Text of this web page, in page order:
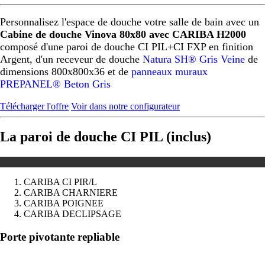
Personnalisez l'espace de douche votre salle de bain avec un
Cabine de douche Vinova 80x80 avec CARIBA H2000
composé d'une paroi de douche CI PIL+CI FXP en finition
Argent, d'un receveur de douche Natura SH® Gris Veine de
dimensions 800x800x36 et de panneaux muraux
PREPANEL® Beton Gris
Télécharger l'offre Voir dans notre configurateur
La paroi de douche CI PIL (inclus)
CARIBA CI PIR/L
CARIBA CHARNIERE
CARIBA POIGNEE
CARIBA DECLIPSAGE
Précédent
Suivant
Porte pivotante repliable